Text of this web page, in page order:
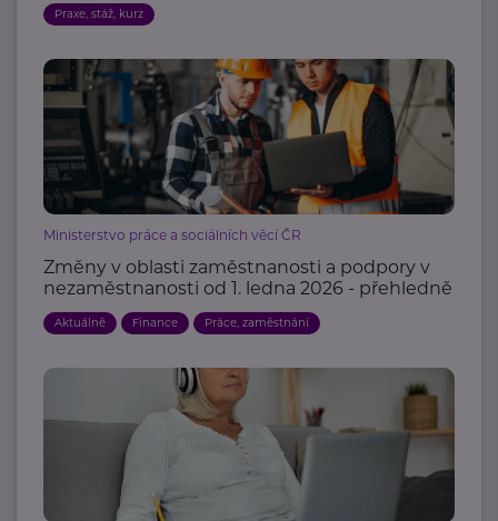
Praxe, stáž, kurz
Ministerstvo práce a sociálních věcí ČR
Změny v oblasti zaměstnanosti a podpory v
nezaměstnanosti od 1. ledna 2026 - přehledně
Aktuálně Finance Práce, zaměstnání